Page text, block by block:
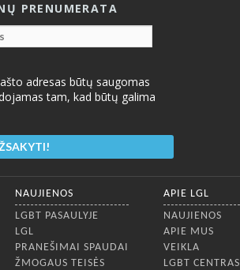
PRENUMERATA
adresas būtų saugomas
tam, kad būtų galima
NAUJIENOS
LGBT PASAULYJE
LGL
PRANEŠIMAI SPAUDAI
ŽMOGAUS TEISĖS
APIE LGL
NAUJIENOS
APIE MUS
VEIKLA
LGBT CENTRAS